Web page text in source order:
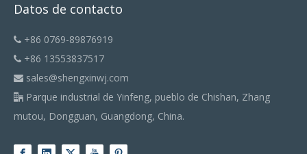
Datos de contacto
 +86 0769-89876919
 +86 13553837517
 sales@shengxinwj.com
 Parque industrial de Yinfeng, pueblo de Chishan, Zhang
mutou, Dongguan, Guangdong, China.